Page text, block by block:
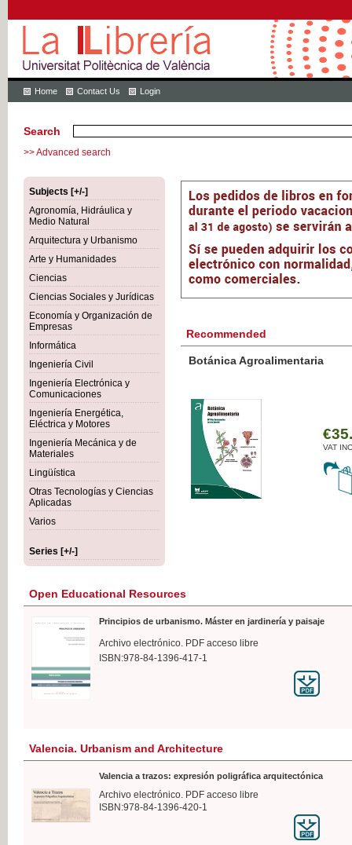
Home Contact Us Login
Search
>> Advanced search
Subjects [+/-]
Agronomía, Hidráulica y
Medio Natural
Arquitectura y Urbanismo
Arte y Humanidades
Ciencias
Ciencias Sociales y Jurídicas
Economía y Organización de
Empresas
Informática
Ingeniería Civil
Ingeniería Electrónica y
Comunicaciones
Ingeniería Energética,
Eléctrica y Motores
Ingeniería Mecánica y de
Materiales
Lingüística
Otras Tecnologías y Ciencias
Aplicadas
Varios
Series [+/-]
Recommended
Botánica Agroalimentaria
VAT
Open Educational Resources
Principios de urbanismo. Máster en jardinería y paisaje
Archivo electrónico. PDF acceso libre
ISBN:978-84-1396-417-1
Valencia. Urbanism and Architecture
Valencia a trazos: expresión poligráfica arquitectónica
Archivo electrónico. PDF acceso libre
ISBN:978-84-1396-420-1